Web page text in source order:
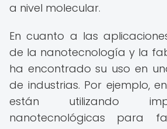
a nivel molecular.
En cuanto a las
de la nanotecnología y la
ha encontrado su uso en
de industrias. Por ejemplo,
están utilizando
nanotecnológicas para